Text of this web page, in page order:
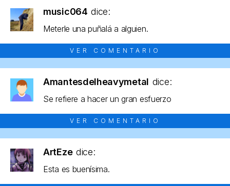
music064 dice:
Meterle una puñalá a alguien.
VER COMENTARIO
Amantesdelheavymetal dice:
Se refiere a hacer un gran esfuerzo
VER COMENTARIO
ArtEze dice:
Esta es buenísima.